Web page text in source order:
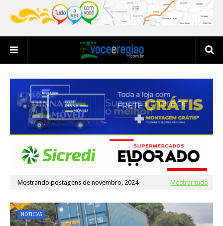
Mostrando postagens de novembro, 2024 Mostrar tudo
NOTICIAS